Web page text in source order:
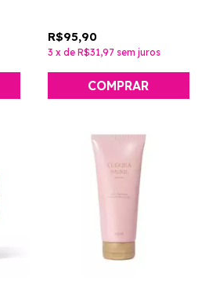
R$95,90
3 x de R$31,97 sem juros